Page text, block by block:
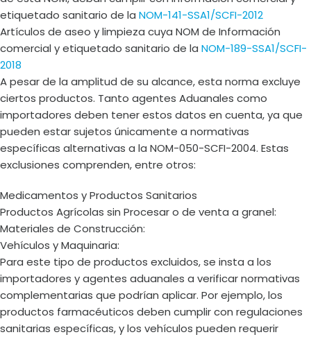
etiquetado sanitario de la NOM-141-SSA1/SCFI-2012
Artículos de aseo y limpieza cuya NOM de Información
comercial y etiquetado sanitario de la NOM-189-SSA1/SCFI-
2018
A pesar de la amplitud de su alcance, esta norma excluye
ciertos productos. Tanto agentes Aduanales como
importadores deben tener estos datos en cuenta, ya que
pueden estar sujetos únicamente a normativas
específicas alternativas a la NOM-050-SCFI-2004. Estas
exclusiones comprenden, entre otros:
Medicamentos y Productos Sanitarios
Productos Agrícolas sin Procesar o de venta a granel:
Materiales de Construcción:
Vehículos y Maquinaria:
Para este tipo de productos excluidos, se insta a los
importadores y agentes aduanales a verificar normativas
complementarias que podrían aplicar. Por ejemplo, los
productos farmacéuticos deben cumplir con regulaciones
sanitarias específicas, y los vehículos pueden requerir